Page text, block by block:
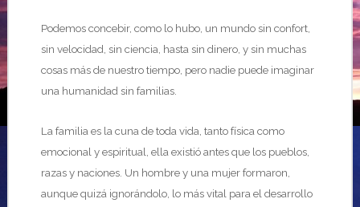
Podemos concebir, como lo hubo, un mundo sin confort,
sin velocidad, sin ciencia, hasta sin dinero, y sin muchas
cosas más de nuestro tiempo, pero nadie puede imaginar
una humanidad sin familias.
La familia es la cuna de toda vida, tanto física como
emocional y espiritual, ella existió antes que los pueblos,
razas y naciones. Un hombre y una mujer formaron,
aunque quizá ignorándolo, lo más vital para el desarrollo